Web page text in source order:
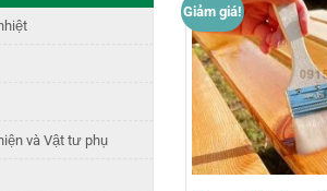
và Vật tư phụ
Giảm giá!